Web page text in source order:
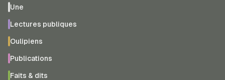
Une
Lectures publiques
Oulipiens
Publications
Faits & dits